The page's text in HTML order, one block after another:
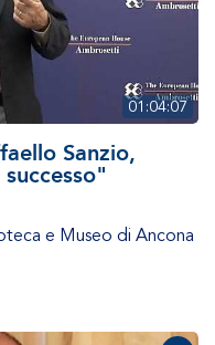
01:04:07
Sanzio,
e Museo di Ancona